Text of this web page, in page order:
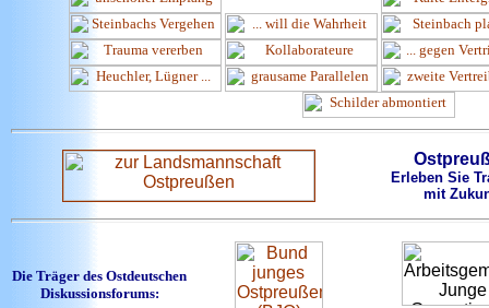
Erleben Sie
mit
Die Träger des Ostdeutschen
Diskussionsforums: